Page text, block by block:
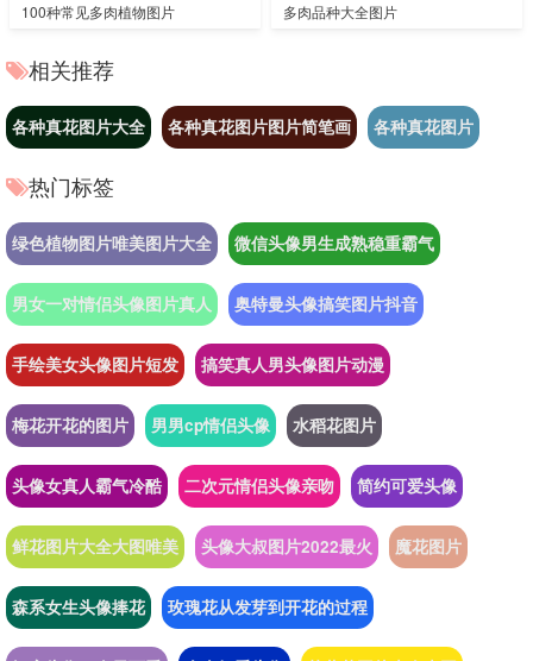
100种常见多肉植物图片 多肉品种大全图片
相关推荐
各种真花图片大全 各种真花图片图片简笔画 各种真花图片
热门标签
绿色植物图片唯美图片大全 微信头像男生成熟稳重霸气
男女一对情侣头像图片真人 奥特曼头像搞笑图片抖音
手绘美女头像图片短发 搞笑真人男头像图片动漫
梅花开花的图片 男男cp情侣头像 水稻花图片
头像女真人霸气冷酷 二次元情侣头像亲吻 简约可爱头像
鲜花图片大全大图唯美 头像大叔图片2022最火 魔花图片
森系女生头像捧花 玫瑰花从发芽到开花的过程